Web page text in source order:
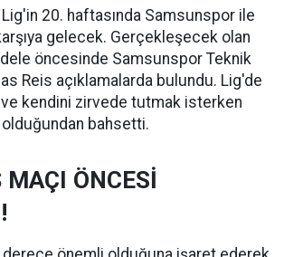
20. haftasında Samsunspor ile
gelecek. Gerçekleşecek olan
öncesinde Samsunspor Teknik
Reis açıklamalarda bulundu. Lig'de
kendini zirvede tutmak isterken
bahsetti.
MAÇI ÖNCESİ